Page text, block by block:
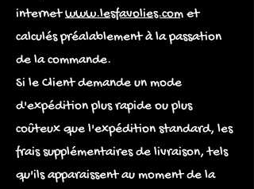
internetwww.lesfavolies.com et
calculés préalablement à la passation
de la commande.
Si le Client demande un mode
d'expédition plus rapide ou plus
coûteux que l'expédition standard, les
frais supplémentaires de livraison, tels
qu'ils apparaissent au moment de la